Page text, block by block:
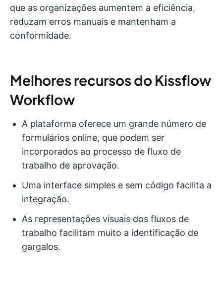
que as organizações aumentem a eficiência,
reduzam erros manuais e mantenham a
conformidade.
Melhores recursos do Kissflow
Workflow
A plataforma oferece um grande número de
formulários online, que podem ser
incorporados ao processo de fluxo de
trabalho de aprovação.
Uma interface simples e sem código facilita a
integração.
As representações visuais dos fluxos de
trabalho facilitam muito a identificação de
gargalos.